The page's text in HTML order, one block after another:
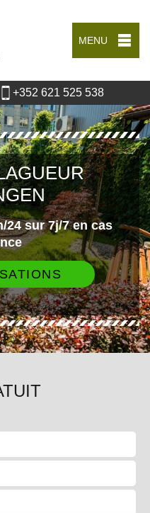
MENU
+352 621 525 538
24 sur 7j/7 en cas